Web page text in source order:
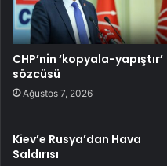
CHP’nin ‘kopyala-yapıştır’
sözcüsü
Ağustos 7, 2026
Kiev’e Rusya’dan Hava
Saldırısı